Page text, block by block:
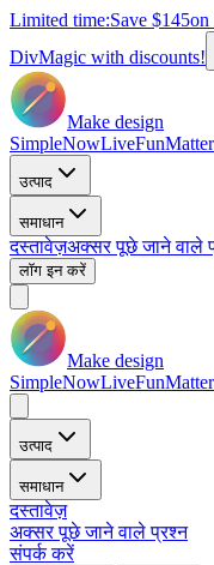
Limited time:Save $145on
DivMagic with discounts!
Make design
SimpleNowLiveFunMatter
उत्पाद
समाधान
दस्तावेज़अक्सर पूछे जाने वाले
लॉग इन करें
Make design
SimpleNowLiveFunMatter
उत्पाद
समाधान
दस्तावेज़
अक्सर पूछे जाने वाले प्रश्न
संपर्क करें